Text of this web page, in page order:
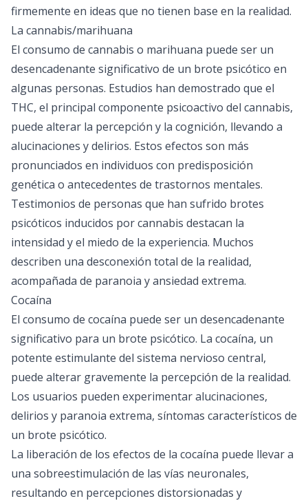
firmemente en ideas que no tienen base en la realidad.
La cannabis/marihuana
El consumo de cannabis o marihuana puede ser un
desencadenante significativo de un brote psicótico en
algunas personas. Estudios han demostrado que el
THC, el principal componente psicoactivo del cannabis,
puede alterar la percepción y la cognición, llevando a
alucinaciones y delirios. Estos efectos son más
pronunciados en individuos con predisposición
genética o antecedentes de trastornos mentales.
Testimonios de personas que han sufrido brotes
psicóticos inducidos por cannabis destacan la
intensidad y el miedo de la experiencia. Muchos
describen una desconexión total de la realidad,
acompañada de paranoia y ansiedad extrema.
Cocaína
El consumo de cocaína puede ser un desencadenante
significativo para un brote psicótico. La cocaína, un
potente estimulante del sistema nervioso central,
puede alterar gravemente la percepción de la realidad.
Los usuarios pueden experimentar alucinaciones,
delirios y paranoia extrema, síntomas característicos de
un brote psicótico.
La liberación de los efectos de la cocaína puede llevar a
una sobreestimulación de las vías neuronales,
resultando en percepciones distorsionadas y